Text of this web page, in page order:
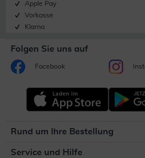
Apple Pay
Vorkasse
Klarna
Folgen Sie uns auf
Facebook
Rund um Ihre Bestellung
Service und Hilfe